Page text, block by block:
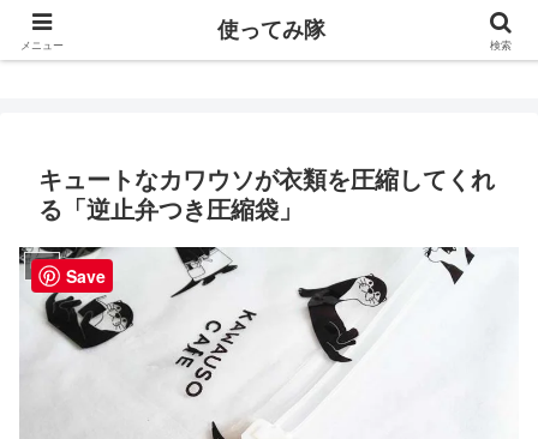
使ってみ隊
キュートなカワウソが衣類を圧縮してくれ
る「逆止弁つき圧縮袋」
収納
メニュー
使ってみ隊
検索
Save